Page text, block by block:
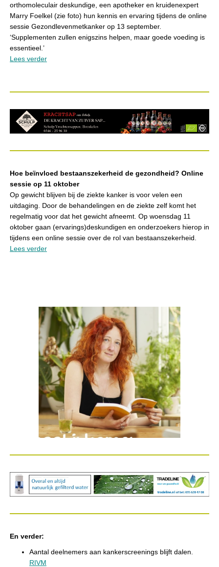
orthomoleculair deskundige, een apotheker en kruidenexpert
Marry Foelkel (zie foto) hun kennis en ervaring tijdens de online
sessie Gezondlevenmetkanker op 13 september.
‘Supplementen zullen enigszins helpen, maar goede voeding is
essentieel.’
Lees verder
Hoe beïnvloed bestaanszekerheid de gezondheid? Online
sessie op 11 oktober
Op gewicht blijven bij de ziekte kanker is voor velen een
uitdaging. Door de behandelingen en de ziekte zelf komt het
regelmatig voor dat het gewicht afneemt. Op woensdag 11
oktober gaan (ervarings)deskundigen en onderzoekers hierop in
tijdens een online sessie over de rol van bestaanszekerheid.
Lees verder
En verder:
Aantal deelnemers aan kankerscreenings blijft dalen.
RIVM